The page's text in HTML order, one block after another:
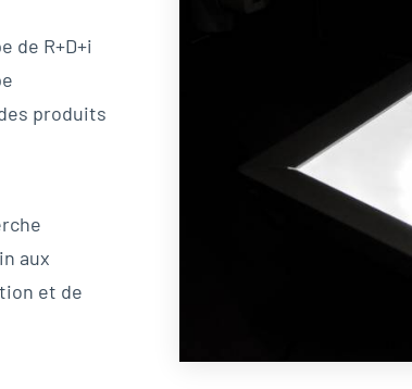
de R+D+i
produits
aux
et de